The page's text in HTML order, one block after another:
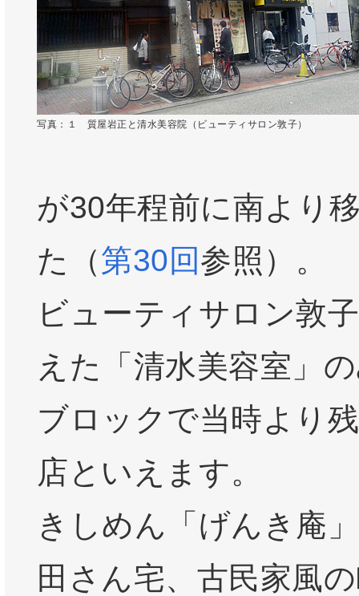
写真：１ 質屋岩正と清水美容院（ビューティサロン敦子）
が30年程前に南より
た（第30回参照）。
ビューティサロン敦
えた「清水美容室」
ブロックで当時より
店といえます。
きしめん「げんき庵
田さん宅、古民家風